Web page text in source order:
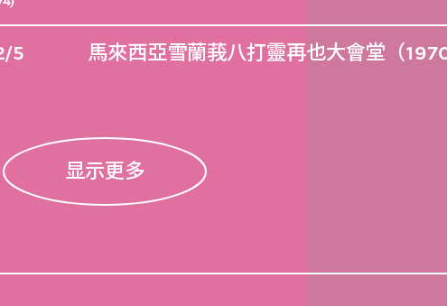
5 馬來西亞雪蘭莪八打靈再也大會堂（
显示更多